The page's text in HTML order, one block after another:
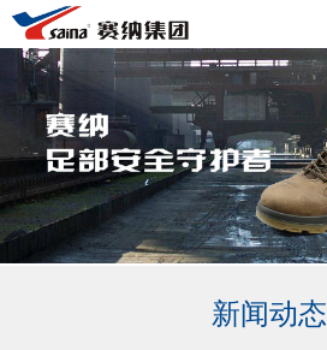
新闻动态